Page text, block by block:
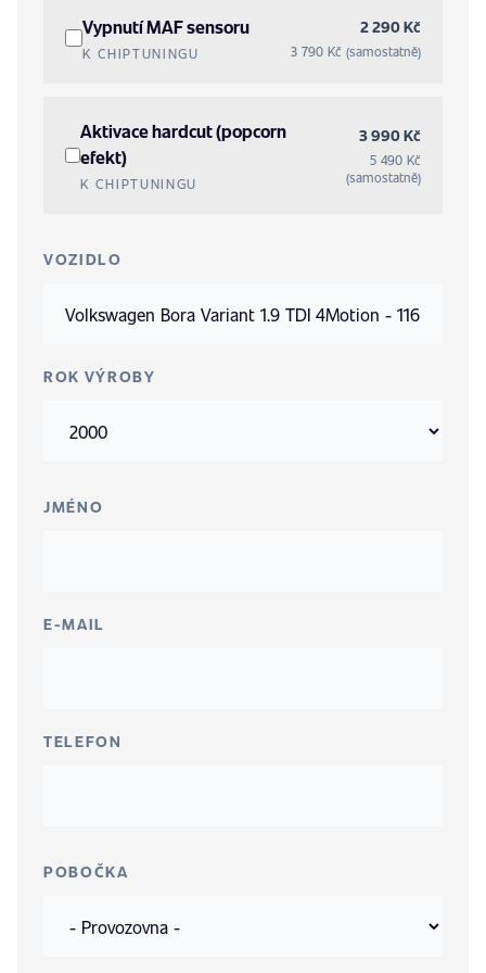
Vypnutí MAF sensoru
K CHIPTUNINGU
2 290 Kč
3 790 Kč (samostatně)
Aktivace hardcut (popcorn
efekt)
K CHIPTUNINGU
3 990 Kč
5 490 Kč
(samostatně)
VOZIDLO
ROK VÝROBY
JMÉNO
E-MAIL
TELEFON
POBOČKA